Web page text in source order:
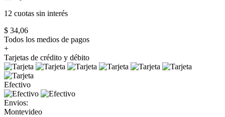
12 cuotas sin interés
$ 34,06
Todos los medios de pagos
+
Tarjetas de crédito y débito
Efectivo
Envios:
Montevideo